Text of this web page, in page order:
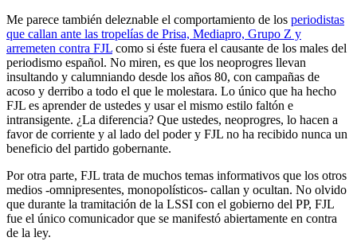
Me parece también deleznable el comportamiento de los periodistas
que callan ante las tropelías de Prisa, Mediapro, Grupo Z y
arremeten contra FJL como si éste fuera el causante de los males del
periodismo español. No miren, es que los neoprogres llevan
insultando y calumniando desde los años 80, con campañas de
acoso y derribo a todo el que le molestara. Lo único que ha hecho
FJL es aprender de ustedes y usar el mismo estilo faltón e
intransigente. ¿La diferencia? Que ustedes, neoprogres, lo hacen a
favor de corriente y al lado del poder y FJL no ha recibido nunca un
beneficio del partido gobernante.
Por otra parte, FJL trata de muchos temas informativos que los otros
medios -omnipresentes, monopolísticos- callan y ocultan. No olvido
que durante la tramitación de la LSSI con el gobierno del PP, FJL
fue el único comunicador que se manifestó abiertamente en contra
de la ley.